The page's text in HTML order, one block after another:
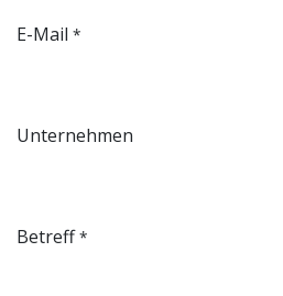
E-Mail *
Unternehmen
Betreff *